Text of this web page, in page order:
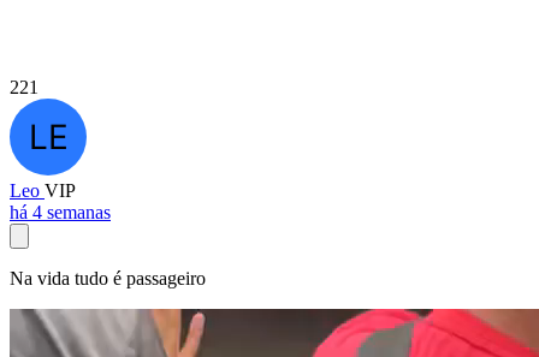
221
Leo VIP
há 4 semanas
Na vida tudo é passageiro